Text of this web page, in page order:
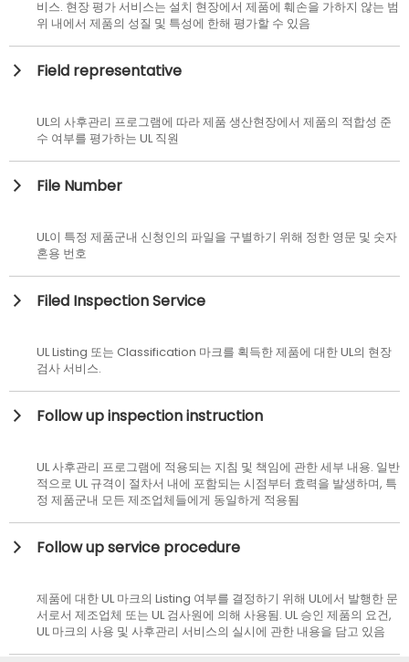
비스. 현장 평가 서비스는 설치 현장에서 제품에 훼손을 가하지 않는 범
위 내에서 제품의 성질 및 특성에 한해 평가할 수 있음
Field representative
UL의 사후관리 프로그램에 따라 제품 생산현장에서 제품의 적합성 준
수 여부를 평가하는 UL 직원
File Number
UL이 특정 제품군내 신청인의 파일을 구별하기 위해 정한 영문 및 숫자
혼용 번호
Filed Inspection Service
UL Listing 또는 Classification 마크를 획득한 제품에 대한 UL의 현장
검사 서비스.
Follow up inspection instruction
UL 사후관리 프로그램에 적용되는 지침 및 책임에 관한 세부 내용. 일반
적으로 UL 규격이 절차서 내에 포함되는 시점부터 효력을 발생하며, 특
정 제품군내 모든 제조업체들에게 동일하게 적용됨
Follow up service procedure
제품에 대한 UL 마크의 Listing 여부를 결정하기 위해 UL에서 발행한 문
서로서 제조업체 또는 UL 검사원에 의해 사용됨. UL 승인 제품의 요건,
UL 마크의 사용 및 사후관리 서비스의 실시에 관한 내용을 담고 있음